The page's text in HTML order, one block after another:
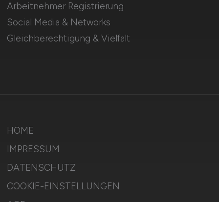
Arbeitnehmer Registrierung
Social Media & Networks
Gleichberechtigung & Vielfalt
HOME
IMPRESSUM
DATENSCHUTZ
COOKIE-EINSTELLUNGEN